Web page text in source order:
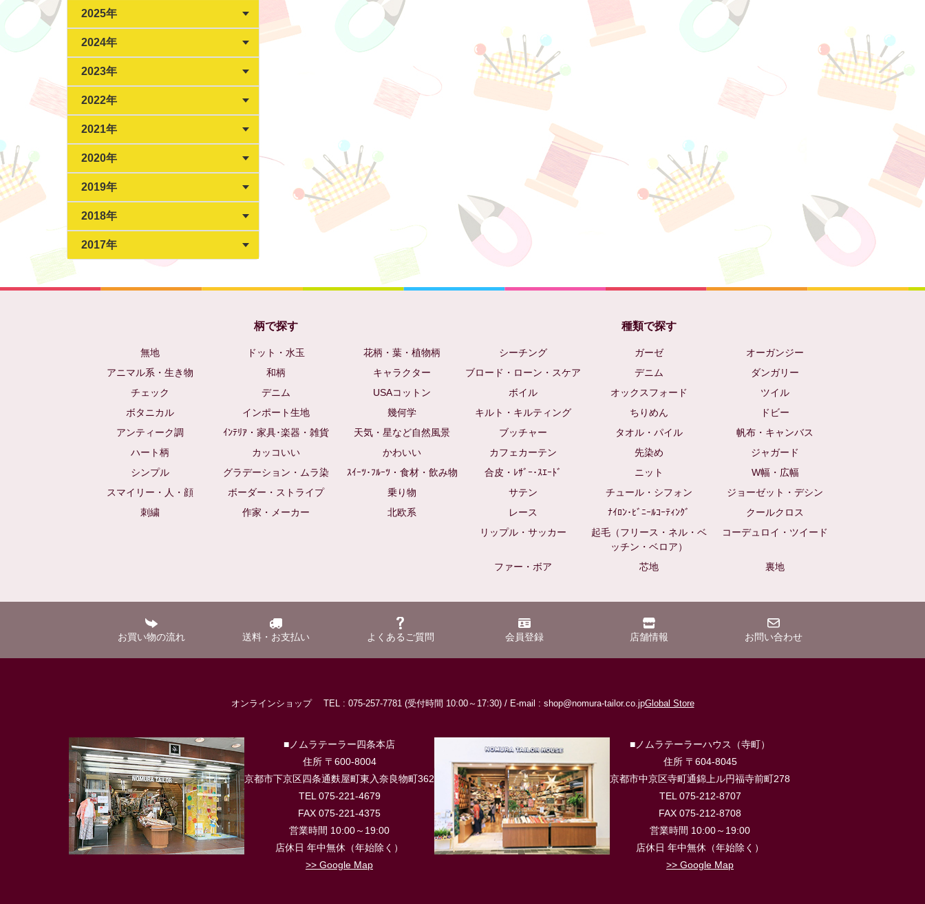
2025年
2024年
2023年
2022年
2021年
2020年
2019年
2018年
2017年
柄で探す
無地 ドット・水玉
花柄・葉・植物柄
アニマル系・生き物
和柄
キャラクター
チェック
デニム
USAコットン
ボタニカル
インポート生地
幾何学
アンティーク調
ｲﾝﾃﾘｱ・家具･楽器・雑貨
天気・星など自然風景
ハート柄
カッコいい
かわいい
シンプル
グラデーション・ムラ染
ｽｲｰﾂ･ﾌﾙｰﾂ・食材・飲み物
スマイリー・人・顔
ボーダー・ストライプ
乗り物
刺繍
作家・メーカー 北欧系
種類で探す
シーチング ガーゼ
オーガンジー
ブロード・ローン・スケア
デニム
ダンガリー
ボイル
オックスフォード
ツイル
キルト・キルティング
ちりめん
ドビー
ブッチャー
タオル・パイル
帆布・キャンバス
カフェカーテン
先染め
ジャガード
合皮・ﾚｻﾞｰ･ｽｴｰﾄﾞ
ニット
W幅・広幅
サテン
チュール・シフォン
ジョーゼット・デシン
レース
ﾅｲﾛﾝ･ﾋﾞﾆｰﾙｺｰﾃｨﾝｸﾞ
クールクロス
リップル・サッカー
起毛（フリース・ネル・ベ
ッチン・ベロア）
コーデュロイ・ツイード
ファー・ボア 芯地 裏地
お買い物の流れ 送料・お支払い よくあるご質問 会員登録 店舗情報 お問い合わせ
オンラインショップ TEL : 075-257-7781 (受付時間 10:00～17:30) /E-mail : shop@nomura-tailor.co.jpGlobal Store
■ノムラテーラー四条本店
住所 〒600-8004
京都市下京区四条通麩屋町東入奈良物町362
TEL 075-221-4679
FAX 075-221-4375
営業時間 10:00～19:00
店休日 年中無休（年始除く）
>> Google Map
■ノムラテーラーハウス（寺町）
住所 〒604-8045
京都市中京区寺町通錦上ル円福寺前町278
TEL 075-212-8707
FAX 075-212-8708
営業時間 10:00～19:00
店休日 年中無休（年始除く）
>> Google Map